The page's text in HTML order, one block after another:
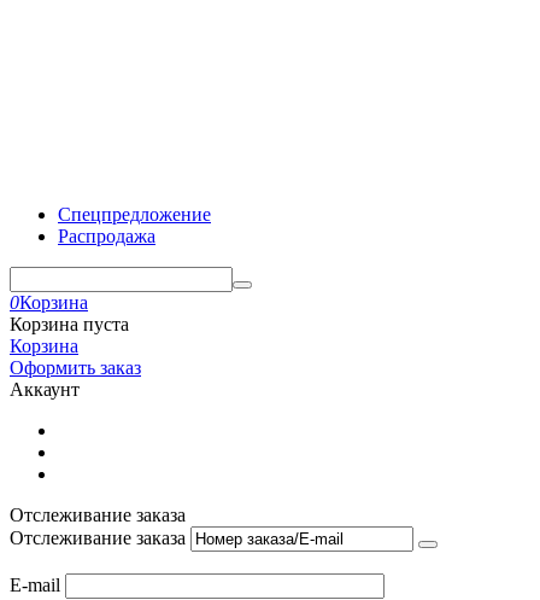
Спецпредложение
Распродажа
0Корзина
Корзина пуста
Корзина
Оформить заказ
Аккаунт
Отслеживание заказа
Отслеживание заказа
E-mail